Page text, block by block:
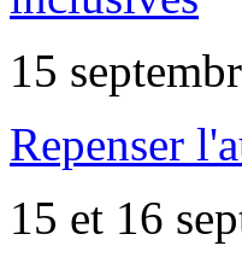
15
Repenser
15 et 16